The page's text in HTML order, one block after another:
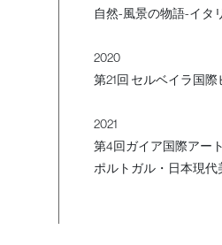
自然-風景の物語-イタ
2020
第21回 セルベイラ国
2021
第4回ガイア国際アー
ポルトガル・日本現代